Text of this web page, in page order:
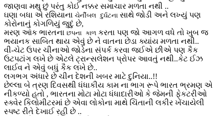
જાણવા મથુ છું પરંતુ કોઈ નક્કર સમાચાર મળતા નથી ..
ઘણા બધા એ રશિયાના ચેર્નીબલ દુર્ઘટના સાથે જોડી અને લખ્યું પણ
કોરોનાનું કોગળિયું જુદું છે,
મરણ આંક ભારતના છપના કાળ કરતા પણ જો આગળ વધે તો ખુબ જ
ભયાનક સાબિત થાય એવું છે ને વાતના છેડા ક્યાંય મળતા નથી..
વી-ચેટ ઉપર ચીનાઓ જોડેના સંપર્ક કરવા જઈએ છીએ પણ કૈક
ઉટપટાંગ લખે છે એટલે ટ્રાન્સલેશન પ્રોપર આવતું નથી..કેટ ઈઝ
લાઈવ ને એવું બધું કૈક લખે છે..
લગભગ અંધારે છે ચીન દેશની ખબર માટે દુનિયા..!!
છેલ્લા બે ત્રણ દિવસથી ધંધાકીય કામ ના ભાગ રૂપે ભારત ભ્રમણ એ
નીકળ્યો હતો , ભારતના મોટા મોટા ધંધાદારીઓ કે જેમની ફેકટરીઓ
સ્ક્વેર કિલોમીટરમાં છે એવા લોકોના માથે ચિંતાની લકીર ખેંચાયેલી
સ્પષ્ટ રીતે દેખાઈ રહી છે ..